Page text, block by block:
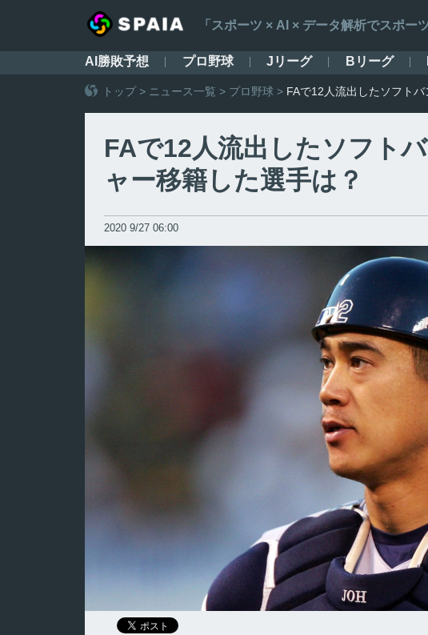
「スポーツ × AI × データ解析でスポー
AI勝敗予想 プロ野球 Jリーグ Bリーグ
トップ> ニュース一覧 > プロ野球 > FAで12人流出したソフト
FAで12人流出したソフト
ャー移籍した選手は？
2020 9/27 06:00